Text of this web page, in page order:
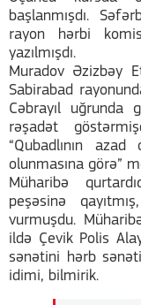
başlanmışdı.
rayon hərbi
yazılmışdı.
Muradov Əzizbəy
Sabirabad
Cəbrayıl uğrunda
rəşadət
“Qubadlının azad
olunmasına görə”
Müharibə
peşəsinə
vurmuşdu.
ildə Çevik Polis
sənətini hərb
idimi, bilmirik.